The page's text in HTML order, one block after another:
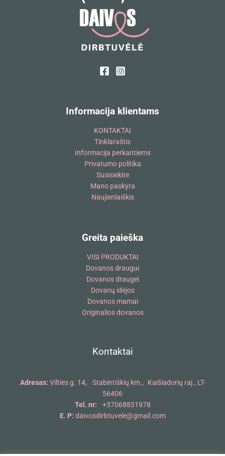
Informacija klientams
KONTAKTAI
Tinklaraštis
Informacija perkantiems
Privatumo politika
Susisiekite
Mano paskyra
Naujienlaiškis
Greita paieška
VISI PRODUKTAI
Dovanos draugui
Dovanos draugei
Dovanų idėjos
Dovanos mamai
Originalios dovanos
Kontaktai
Adresas: Vilties g. 14, Stabintiškių km., Kaišiadorių raj., LT-
56406
Tel. nr:
+37068831978
E. P: daivosdirbtuvele@gmail.com